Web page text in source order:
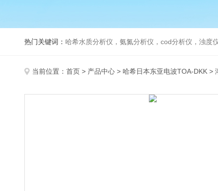
热门关键词： 哈希水质分析仪，氨氮分析仪，cod分析仪，浊度
当前位置： 首页 > 产品中心 > 哈希日本东亚电波TOA-DKK >